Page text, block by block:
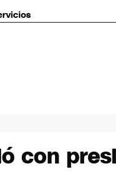
con